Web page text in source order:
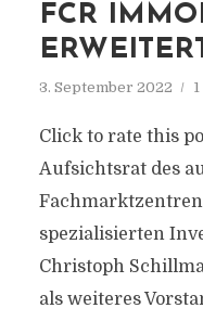
FCR
3. September 2022
Click to rate this
Aufsichtsrat des
spezialisierten
Christoph
als weiteres